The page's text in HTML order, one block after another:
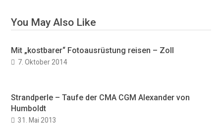
You May Also Like
Mit „kostbarer“ Fotoausrüstung reisen – Zoll
7. Oktober 2014
Strandperle – Taufe der CMA CGM Alexander von
Humboldt
31. Mai 2013